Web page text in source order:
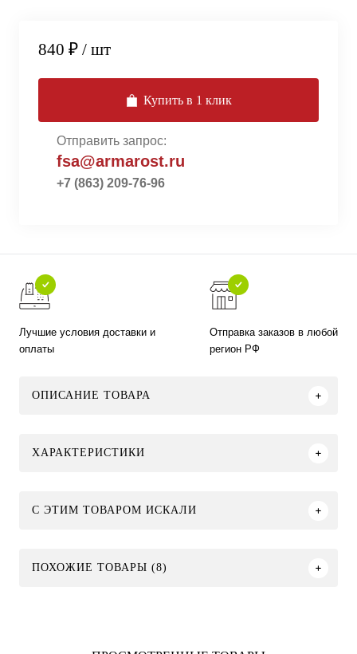
840 ₽ / шт
Купить в 1 клик
Отправить запрос:
fsa@armarost.ru
+7 (863) 209-76-96
Лучшие условия доставки и
оплаты
Отправка заказов в любой
регион РФ
ОПИСАНИЕ ТОВАРА
ХАРАКТЕРИСТИКИ
C ЭТИМ ТОВАРОМ ИСКАЛИ
ПОХОЖИЕ ТОВАРЫ (8)